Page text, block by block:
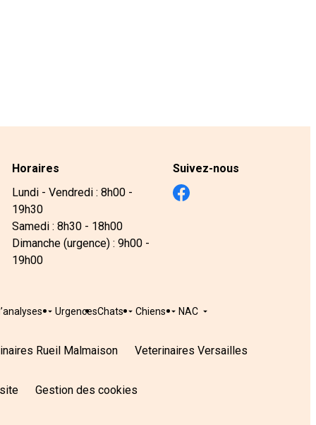
Horaires
Lundi - Vendredi : 8h00 -
19h30
Samedi : 8h30 - 18h00
Dimanche (urgence) : 9h00 -
19h00
Suivez-nous
UrgencesChats Chiens NAC
Rueil Malmaison Veterinaires Versailles
Gestion des cookies